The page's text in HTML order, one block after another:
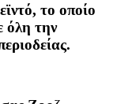
το οποίο
όλη την